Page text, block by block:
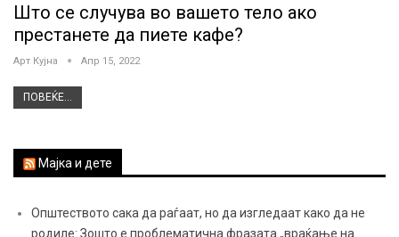
Што се случува во вашето тело ако
престанете да пиете кафе?
Арт Кујна Апр 15, 2022
ПОВЕЌЕ...
Мајка и дете
Општеството сака да раѓаат, но да изгледаат како да не
родиле: Зошто е проблематична фразата „враќање на